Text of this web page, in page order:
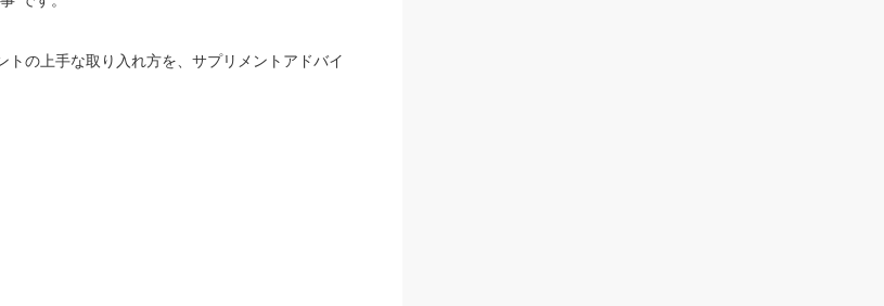
の上手な取り入れ方を、サプリメントアドバイ